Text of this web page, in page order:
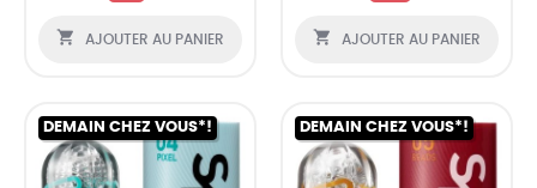
 AJOUTER AU PANIER  AJOUTER AU PANIER
DEMAIN CHEZ VOUS*! DEMAIN CHEZ VOUS*!